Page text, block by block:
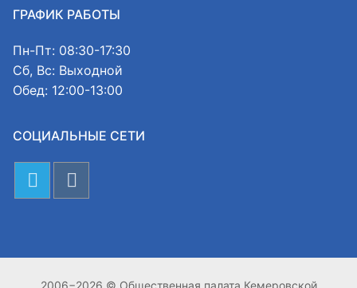
ГРАФИК РАБОТЫ
Пн-Пт: 08:30-17:30
Сб, Вс: Выходной
Обед: 12:00-13:00
СОЦИАЛЬНЫЕ СЕТИ